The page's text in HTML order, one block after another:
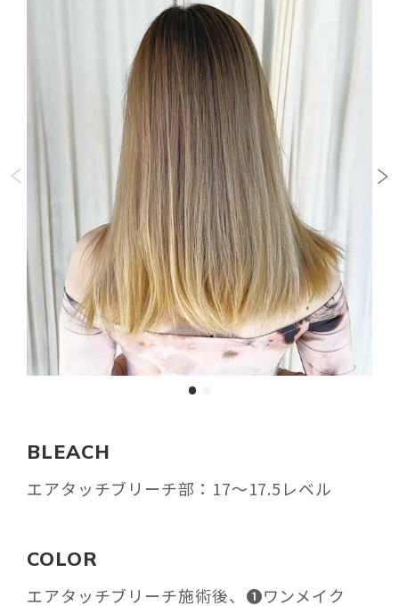
BLEACH
エアタッチブリーチ部：17〜17.5レベル
COLOR
エアタッチブリーチ施術後、❶ワンメイク